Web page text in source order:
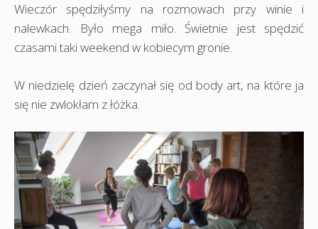
Wieczór spędziłyśmy na rozmowach przy winie i
nalewkach. Było mega miło. Świetnie jest spędzić
czasami taki weekend w kobiecym gronie.
W niedzielę dzień zaczynał się od body art, na które ja
się nie zwlokłam z łóżka.